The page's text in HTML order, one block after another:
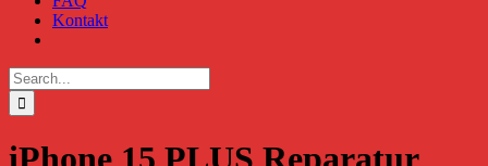
Kontakt
Search
for: